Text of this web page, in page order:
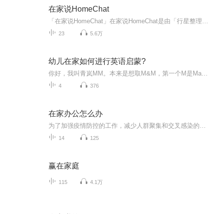
在家说HomeChat
23 5.6万
幼儿在家如何进行英语启蒙?
4 376
在家办公怎么办
14 125
赢在家庭
115 4.1万